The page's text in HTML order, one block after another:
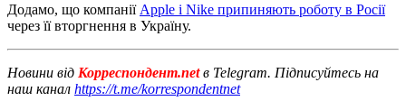
Додамо, що компанії Apple і Nike припиняють роботу в Росії
через її вторгнення в Україну.
Новини від Корреспондент.netв Telegram. Підписуйтесь на
наш канал https://t.me/korrespondentnet